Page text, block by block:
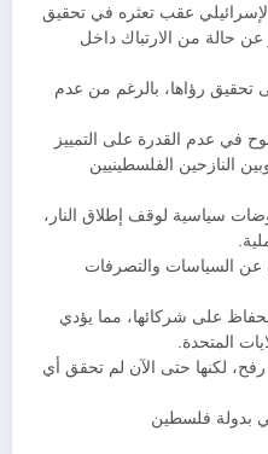
عقب تعثره في تحقيق
حالة من الارتباك داخل
تحقيق رؤاها، بالرغم من عدم
في عدم القدرة على التمييز
النازحين الفلسطينيين
سياسية لوقف إطلاق النار،
السياسات والتصرفات
على شركائها، مما يؤدي
المتحدة.
لكنها حتى الآن لم تحقق أي
بدولة فلسطين